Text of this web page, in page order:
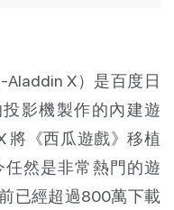
Aladdin X）是百度日
影機製作的內建遊
將《西瓜遊戲》移植
然是非常熱門的遊
已經超過800萬下載